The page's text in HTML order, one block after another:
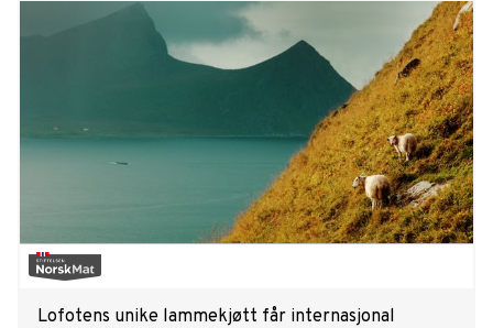
Lofotens unike lammekjøtt får internasjonal